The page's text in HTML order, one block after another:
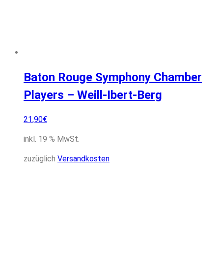
Baton Rouge Symphony Chamber
Players – Weill-Ibert-Berg
21,90€
inkl. 19 % MwSt.
zuzüglich Versandkosten